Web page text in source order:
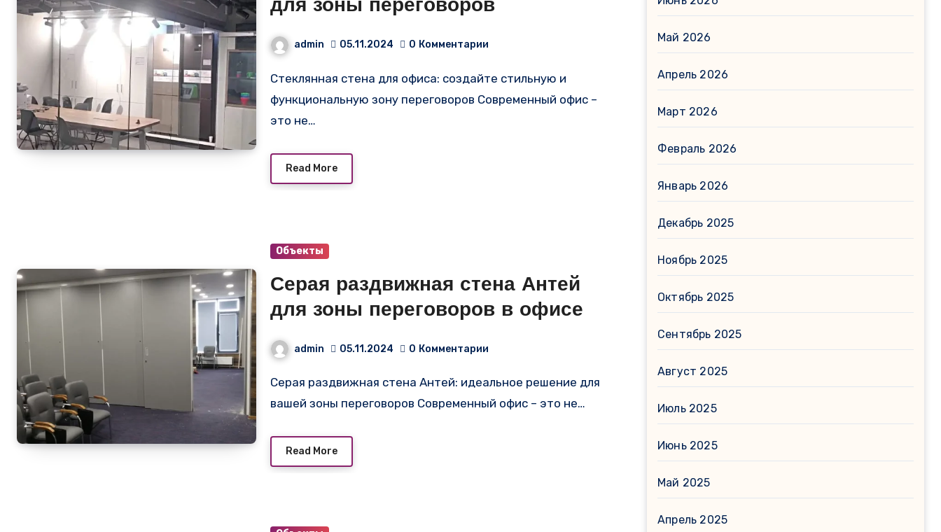
для зоны переговоров
admin 05.11.2024 0 Комментарии
Стеклянная стена для офиса: создайте стильную и
функциональную зону переговоров Современный офис –
это не…
Read More
Объекты
Серая раздвижная стена Антей
для зоны переговоров в офисе
admin 05.11.2024 0 Комментарии
Серая раздвижная стена Антей: идеальное решение для
вашей зоны переговоров Современный офис – это не…
Read More
Май 2026
Апрель 2026
Март 2026
Февраль 2026
Январь 2026
Декабрь 2025
Ноябрь 2025
Октябрь 2025
Сентябрь 2025
Август 2025
Июль 2025
Июнь 2025
Май 2025
Апрель 2025